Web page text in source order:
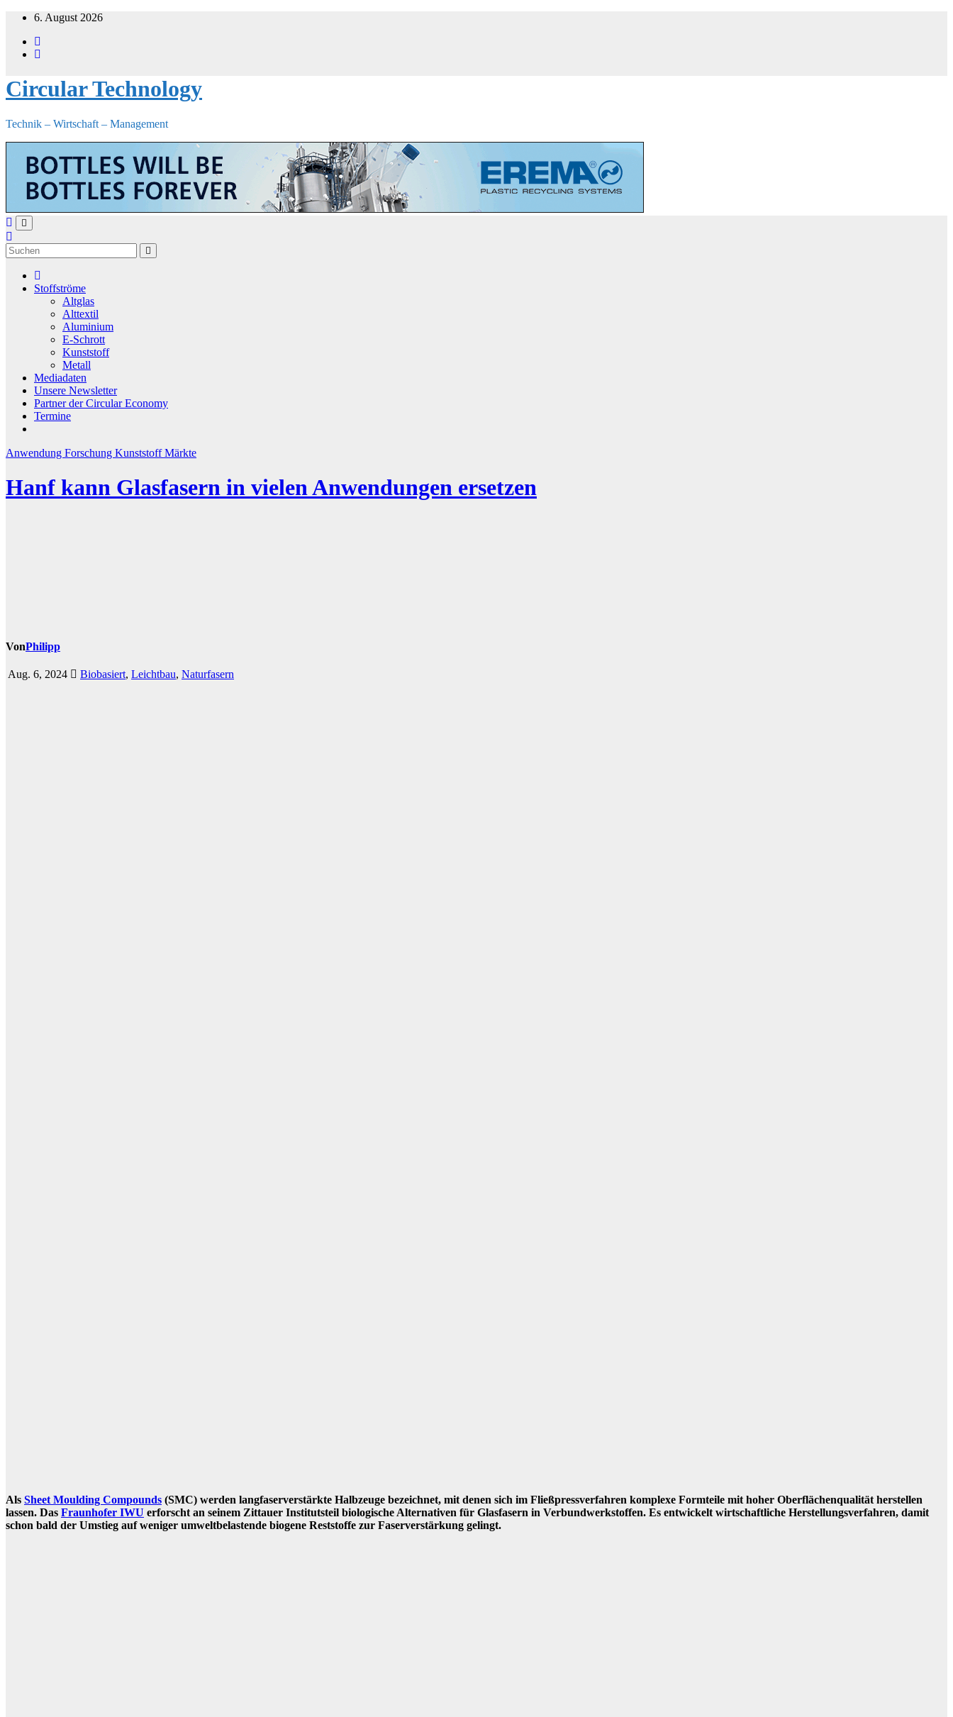
Zum
springen
6. August 2026
Circular Technology
Technik – Wirtschaft – Management
Stoffströme
Altglas
Alttextil
Aluminium
E-Schrott
Kunststoff
Metall
Mediadaten
Unsere Newsletter
Partner der Circular Economy
Termine
Anwendung Forschung KunststoffMärkte
Hanf kann Glasfasern in vielen Anwendungen ersetzen
VonPhilipp
Aug. 6, 2024 Biobasiert, Leichtbau, Naturfasern
Als Sheet Moulding Compounds (SMC) werden langfaserverstärkte Halbzeuge bezeichnet, mit denen sich im Fließpressverfahren komplexe Formteile mit hoher Oberflächenqualität herstellen
lassen. Das Fraunhofer IWU erforscht an seinem Zittauer Institutsteil biologische Alternativen für Glasfasern in Verbundwerkstoffen. Es entwickelt wirtschaftliche Herstellungsverfahren, damit
schon bald der Umstieg auf weniger umweltbelastende biogene Reststoffe zur Faserverstärkung gelingt.